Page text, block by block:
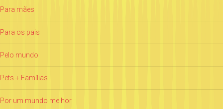
Para mães
Para os pais
Pelo mundo
Pets + Famílias
Por um mundo melhor